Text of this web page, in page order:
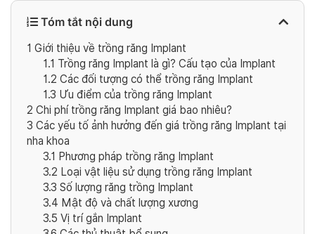
Tóm tắt nội dung
1 Giới thiệu về trồng răng Implant
1.1 Trồng răng Implant là gì? Cấu tạo của Implant
1.2 Các đối tượng có thể trồng răng Implant
1.3 Ưu điểm của trồng răng Implant
2 Chi phí trồng răng Implant giá bao nhiêu?
3 Các yếu tố ảnh hưởng đến giá trồng răng Implant tại
nha khoa
3.1 Phương pháp trồng răng Implant
3.2 Loại vật liệu sử dụng trồng răng Implant
3.3 Số lượng răng trồng Implant
3.4 Mật độ và chất lượng xương
3.5 Vị trí gắn Implant